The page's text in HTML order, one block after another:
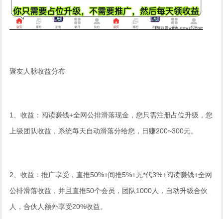
聚友人脉收益分布
1、收益：阅读赚钱+全网公排滑落现金，您只需注册占位升级，您
上级团队收益，系统每天自动滑落分给您，日赚200~300元。
2、收益：推广享受，直推50%+间推5%+无*代3%+阅读赚钱+全网
公排滑落收益，并且直推50个会员，团队1000人，自动升级合伙
人，合伙人额外享受20%收益。